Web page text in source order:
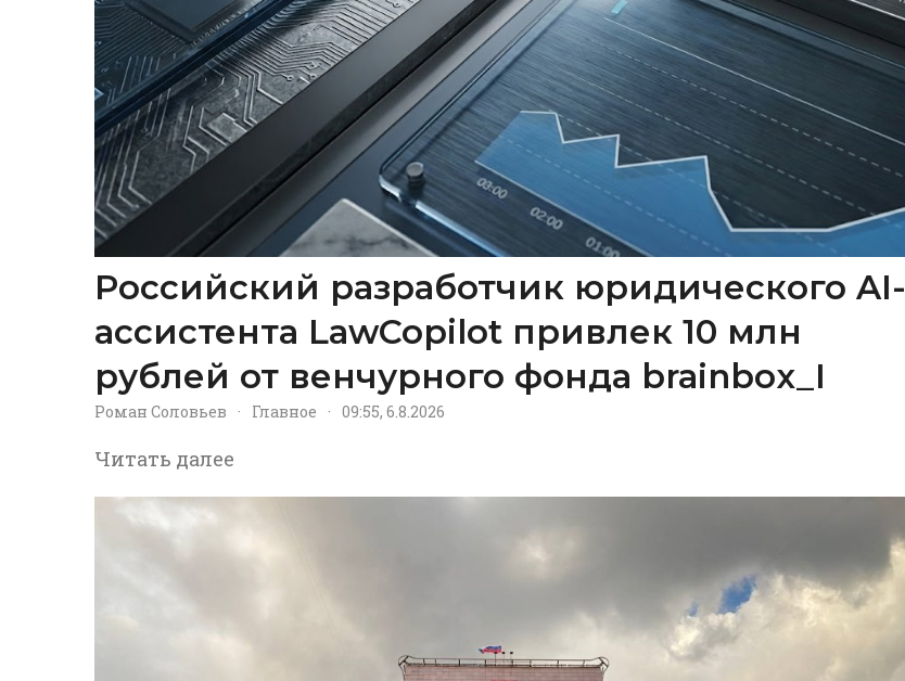
Российский разработчик юридического AI-
ассистента LawCopilot привлек 10 млн
рублей от венчурного фонда brainbox_I
Роман Соловьев · Главное · 09:55, 6.8.2026
Читать далее